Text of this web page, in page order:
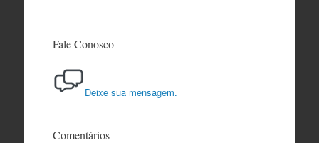
Fale Conosco
Deixe sua mensagem.
Comentários